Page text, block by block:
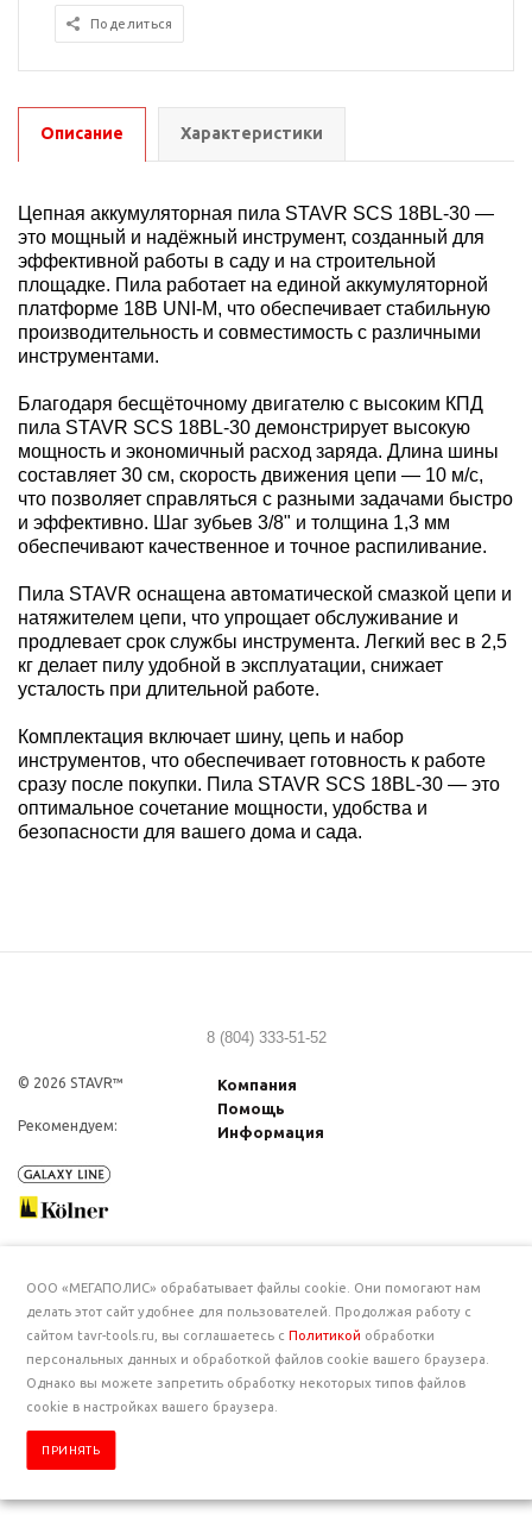
Поделиться
Описание Характеристики
Цепная аккумуляторная пила STAVR SCS 18BL-30 —
это мощный и надёжный инструмент, созданный для
эффективной работы в саду и на строительной
площадке. Пила работает на единой аккумуляторной
платформе 18В UNI-M, что обеспечивает стабильную
производительность и совместимость с различными
инструментами.
Благодаря бесщёточному двигателю с высоким КПД
пила STAVR SCS 18BL-30 демонстрирует высокую
мощность и экономичный расход заряда. Длина шины
составляет 30 см, скорость движения цепи — 10 м/с,
что позволяет справляться с разными задачами быстро
и эффективно. Шаг зубьев 3/8" и толщина 1,3 мм
обеспечивают качественное и точное распиливание.
Пила STAVR оснащена автоматической смазкой цепи и
натяжителем цепи, что упрощает обслуживание и
продлевает срок службы инструмента. Легкий вес в 2,5
кг делает пилу удобной в эксплуатации, снижает
усталость при длительной работе.
Комплектация включает шину, цепь и набор
инструментов, что обеспечивает готовность к работе
сразу после покупки. Пила STAVR SCS 18BL-30 — это
оптимальное сочетание мощности, удобства и
безопасности для вашего дома и сада.
8 (804) 333-51-52
© 2026 STAVR™
Рекомендуем:
Компания
Помощь
Информация
ООО «МЕГАПОЛИС» обрабатывает файлы cookie. Они помогают нам
делать этот сайт удобнее для пользователей. Продолжая работу с
сайтом tavr-tools.ru, вы соглашаетесь сПолитикой обработки
персональных данных и обработкой файлов cookie вашего браузера.
Однако вы можете запретить обработку некоторых типов файлов
cookie в настройках вашего браузера.
ПРИНЯТЬ